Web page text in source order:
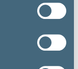
BAKOS PINCÉSZET,
CSOBÁNC